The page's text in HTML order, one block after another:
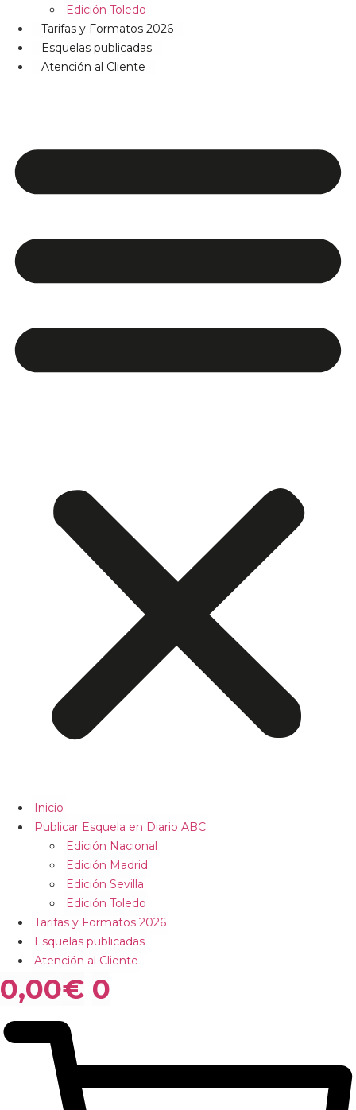
Edición Toledo
Tarifas y Formatos 2026
Esquelas publicadas
Atención al Cliente
Inicio
Publicar Esquela en Diario ABC
Edición Nacional
Edición Madrid
Edición Sevilla
Edición Toledo
Tarifas y Formatos 2026
Esquelas publicadas
Atención al Cliente
0,00€ 0